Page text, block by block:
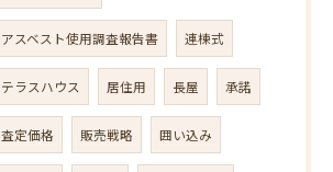
アスベスト使用調査報告書 連棟式
テラスハウス 居住用 長屋 承諾
査定価格 販売戦略 囲い込み